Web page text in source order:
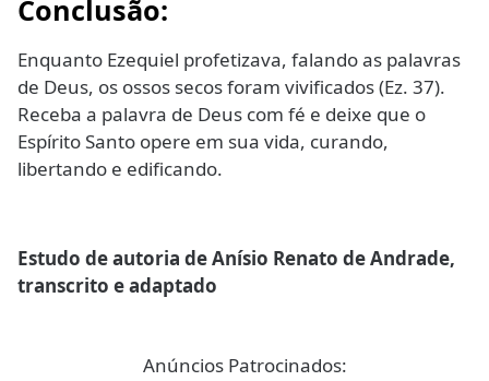
Conclusão:
Enquanto Ezequiel profetizava, falando as palavras
de Deus, os ossos secos foram vivificados (Ez. 37).
Receba a palavra de Deus com fé e deixe que o
Espírito Santo opere em sua vida, curando,
libertando e edificando.
Estudo de autoria de Anísio Renato de Andrade,
transcrito e adaptado
Anúncios Patrocinados: